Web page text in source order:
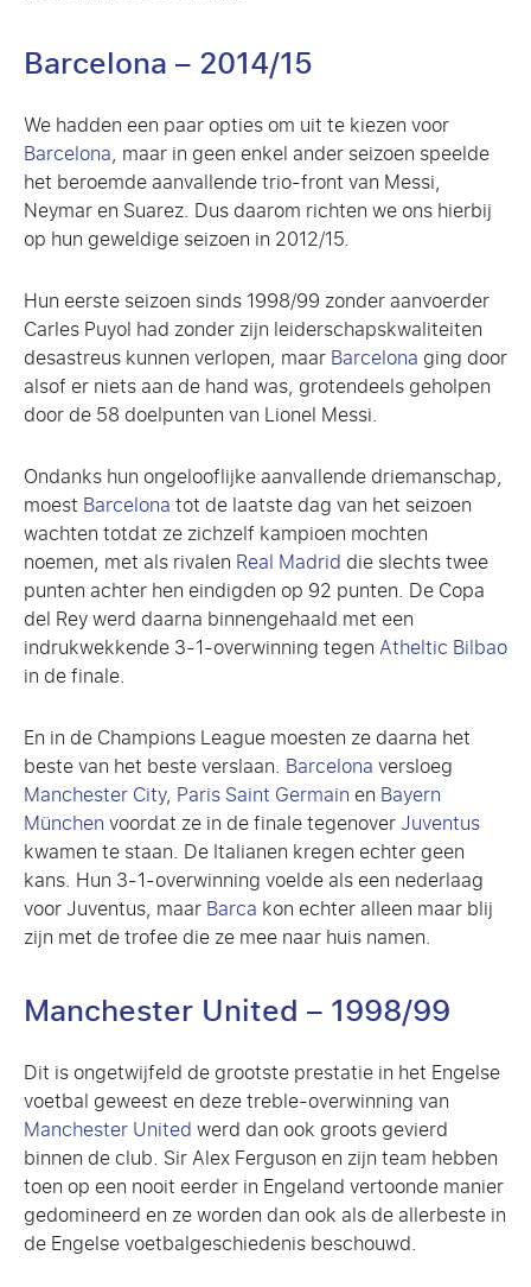
Barcelona – 2014/15
We hadden een paar opties om uit te kiezen voor
Barcelona, maar in geen enkel ander seizoen speelde
het beroemde aanvallende trio-front van Messi,
Neymar en Suarez. Dus daarom richten we ons hierbij
op hun geweldige seizoen in 2012/15.
Hun eerste seizoen sinds 1998/99 zonder aanvoerder
Carles Puyol had zonder zijn leiderschapskwaliteiten
desastreus kunnen verlopen, maarBarcelona ging door
alsof er niets aan de hand was, grotendeels geholpen
door de 58 doelpunten van Lionel Messi.
Ondanks hun ongelooflijke aanvallende driemanschap,
moest Barcelonatot de laatste dag van het seizoen
wachten totdat ze zichzelf kampioen mochten
noemen, met als rivalen Real Madrid die slechts twee
punten achter hen eindigden op 92 punten. De Copa
del Rey werd daarna binnengehaald met een
indrukwekkende 3-1-overwinning tegenAtheltic Bilbao
in de finale.
En in de Champions League moesten ze daarna het
beste van het beste verslaan. Barcelonaversloeg
Manchester City, Paris Saint Germain en Bayern
Münchenvoordat ze in de finale tegenoverJuventus
kwamen te staan. De Italianen kregen echter geen
kans. Hun 3-1-overwinning voelde als een nederlaag
voor Juventus, maarBarca kon echter alleen maar blij
zijn met de trofee die ze mee naar huis namen.
Manchester United – 1998/99
Dit is ongetwijfeld de grootste prestatie in het Engelse
voetbal geweest en deze treble-overwinning van
Manchester Unitedwerd dan ook groots gevierd
binnen de club. Sir Alex Ferguson en zijn team hebben
toen op een nooit eerder in Engeland vertoonde manier
gedomineerd en ze worden dan ook als de allerbeste in
de Engelse voetbalgeschiedenis beschouwd.